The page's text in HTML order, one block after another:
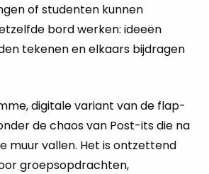
of studenten kunnen
bord werken: ideeën
tekenen en elkaars bijdragen
digitale variant van de flap-
de chaos van Post-its die na
muur vallen. Het is ontzettend
groepsopdrachten,